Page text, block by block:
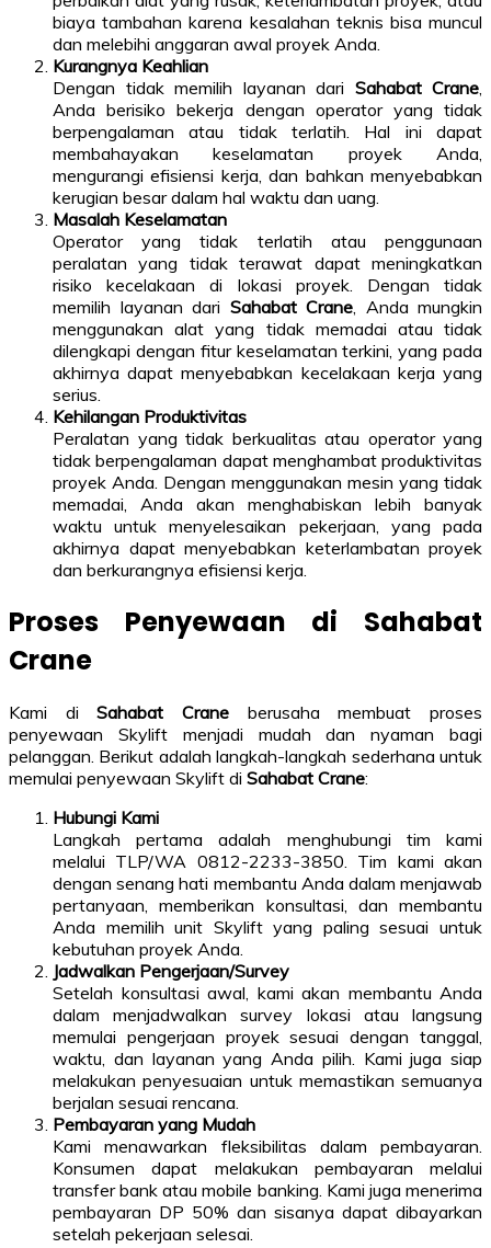
biaya tambahan karena kesalahan teknis bisa muncul
dan melebihi anggaran awal proyek Anda.
Kurangnya Keahlian
Dengan tidak memilih layanan dari Sahabat Crane
Anda berisiko bekerja dengan operator yang tidak
berpengalaman atau tidak terlatih. Hal ini dapat
membahayakan keselamatan proyek Anda,
mengurangi efisiensi kerja, dan bahkan menyebabkan
kerugian besar dalam hal waktu dan uang.
Masalah Keselamatan
Operator yang tidak terlatih atau penggunaan
peralatan yang tidak terawat dapat meningkatkan
risiko kecelakaan di lokasi proyek. Dengan tidak
memilih layanan dari Sahabat Crane , Anda mungkin
menggunakan alat yang tidak memadai atau tidak
dilengkapi dengan fitur keselamatan terkini, yang pada
akhirnya dapat menyebabkan kecelakaan kerja yang
serius.
Kehilangan Produktivitas
Peralatan yang tidak berkualitas atau operator yang
tidak berpengalaman dapat menghambat produktivitas
proyek Anda. Dengan menggunakan mesin yang tidak
memadai, Anda akan menghabiskan lebih banyak
waktu untuk menyelesaikan pekerjaan, yang pada
akhirnya dapat menyebabkan keterlambatan proyek
dan berkurangnya efisiensi kerja.
Proses Penyewaan di Sahabat
Crane
Kami diSahabat Crane berusaha membuat proses
penyewaan Skylift menjadi mudah dan nyaman bagi
pelanggan. Berikut adalah langkah-langkah sederhana untuk
memulai penyewaan Skylift di Sahabat Crane:
Hubungi Kami
Langkah pertama adalah menghubungi tim kami
melalui TLP/WA 0812-2233-3850. Tim kami akan
dengan senang hati membantu Anda dalam menjawab
pertanyaan, memberikan konsultasi, dan membantu
Anda memilih unit Skylift yang paling sesuai untuk
kebutuhan proyek Anda.
Jadwalkan Pengerjaan/Survey
Setelah konsultasi awal, kami akan membantu Anda
dalam menjadwalkan survey lokasi atau langsung
memulai pengerjaan proyek sesuai dengan tanggal,
waktu, dan layanan yang Anda pilih. Kami juga siap
melakukan penyesuaian untuk memastikan semuanya
berjalan sesuai rencana.
Pembayaran yang Mudah
Kami menawarkan fleksibilitas dalam pembayaran.
Konsumen dapat melakukan pembayaran melalui
transfer bank atau mobile banking. Kami juga menerima
pembayaran DP 50% dan sisanya dapat dibayarkan
setelah pekerjaan selesai.